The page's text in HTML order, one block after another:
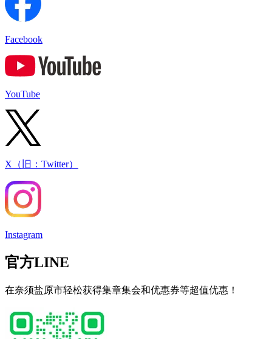
Facebook
YouTube
X（旧：Twitter）
Instagram
官方LINE
在奈须盐原市轻松获得集章集会和优惠券等超值优惠！